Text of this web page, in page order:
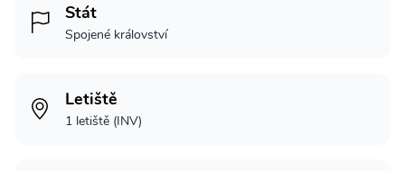
Stát
Spojené království
Letiště
1 letiště (INV)